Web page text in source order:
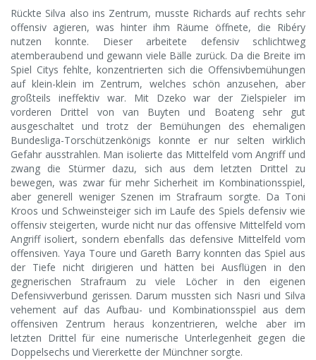
Rückte Silva also ins Zentrum, musste Richards auf rechts sehr
offensiv agieren, was hinter ihm Räume öffnete, die Ribéry
nutzen konnte. Dieser arbeitete defensiv schlichtweg
atemberaubend und gewann viele Bälle zurück. Da die Breite im
Spiel Citys fehlte, konzentrierten sich die Offensivbemühungen
auf klein-klein im Zentrum, welches schön anzusehen, aber
großteils ineffektiv war. Mit Dzeko war der Zielspieler im
vorderen Drittel von van Buyten und Boateng sehr gut
ausgeschaltet und trotz der Bemühungen des ehemaligen
Bundesliga-Torschützenkönigs konnte er nur selten wirklich
Gefahr ausstrahlen. Man isolierte das Mittelfeld vom Angriff und
zwang die Stürmer dazu, sich aus dem letzten Drittel zu
bewegen, was zwar für mehr Sicherheit im Kombinationsspiel,
aber generell weniger Szenen im Strafraum sorgte. Da Toni
Kroos und Schweinsteiger sich im Laufe des Spiels defensiv wie
offensiv steigerten, wurde nicht nur das offensive Mittelfeld vom
Angriff isoliert, sondern ebenfalls das defensive Mittelfeld vom
offensiven. Yaya Toure und Gareth Barry konnten das Spiel aus
der Tiefe nicht dirigieren und hätten bei Ausflügen in den
gegnerischen Strafraum zu viele Löcher in den eigenen
Defensivverbund gerissen. Darum mussten sich Nasri und Silva
vehement auf das Aufbau- und Kombinationsspiel aus dem
offensiven Zentrum heraus konzentrieren, welche aber im
letzten Drittel für eine numerische Unterlegenheit gegen die
Doppelsechs und Viererkette der Münchner sorgte.